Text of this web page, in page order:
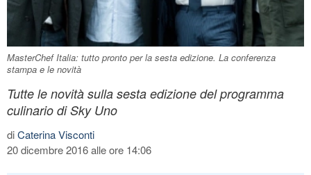
MasterChef Italia: tutto pronto per la sesta edizione. La conferenza
stampa e le novità
Tutte le novità sulla sesta edizione del programma
culinario di Sky Uno
diCaterina Visconti
20 dicembre 2016 alle ore 14:06